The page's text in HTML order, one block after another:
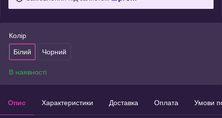
Колір
Білий Чорний
В наявності
Опис Характеристики Доставка Оплата Умови